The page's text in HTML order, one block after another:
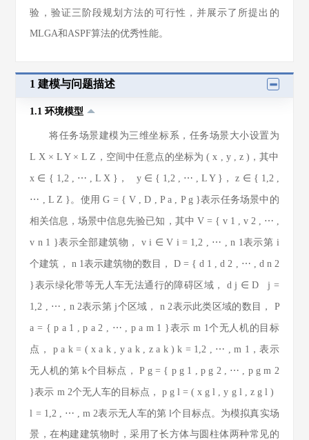
验，验证三阶段规划方法的可行性，并展示了所提出的
MLGA和ASPF算法的优秀性能。
1 建模与问题描述
1.1 环境模型
将任务场景建模为三维坐标系，任务场景大小设置为
L X × L Y × L Z ，空间中任意点的坐标为 ( x , y , z ) ，其中
x ∈ { 1,2 , ⋯ , L X } ， y ∈ { 1,2 , ⋯ , L Y } ， z ∈ { 1,2 ,
⋯ , L Z }。使用 G = { V , D , P a , P g }表示任务场景中的
相关信息，场景中信息先验已知，其中 V = { v 1 , v 2 , ⋯ ,
v n 1 }表示全部建筑物， v i ∈ V i = 1,2 , ⋯ , n 1表示第 i
个建筑， n 1表示建筑物的数目， D = { d 1 , d 2 , ⋯ , d n 2
}表示绿化带等无人车无法通行的障碍区域， d j ∈ D j =
1,2 , ⋯ , n 2表示第 j个区域，n 2表示此类区域的数目， P
a = { p a 1 , p a 2 , ⋯ , p a m 1 }表示 m 1个无人机的目标
点， p a k = ( x a k , y a k , z a k ) k = 1,2 , ⋯ , m 1 ，表示
无人机的第 k个目标点，P g = { p g 1 , p g 2 , ⋯ , p g m 2
}表示 m 2个无人车的目标点， p g l = ( x g l , y g l , z g l )
l = 1,2 , ⋯ , m 2表示无人车的第 l个目标点。为模拟真实场
景，在构建建筑物时，采用了长方体与圆柱体两种常见的